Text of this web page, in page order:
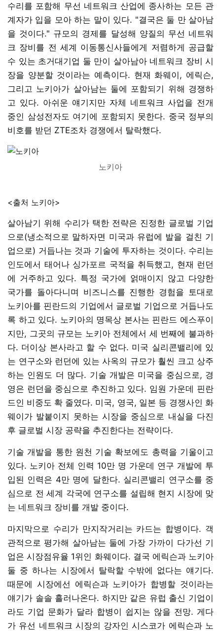
수리를 포함해 무선 네트워크 산업에 종사하는 모든 관
계자가 입을 모아 하는 말이 있다. "결국은 둘 만 살아남
을 것이다." 규모의 경제를 달성해 양질의 무선 네트워
크 장비를 전 세계 이동통신사들에게 저렴하게 공급할
수 있는 초거대기업 둘 만이 살아남아 네트워크 장비 시
장을 양분할 것이라는 예측이다. 현재 화웨이, 에릭슨,
그리고 노키아가 살아남는 둘에 포함되기 위해 경쟁하
고 있다. 아쉬운 얘기지만 자체 네트워크 사업을 전개
중인 삼성전자도 여기에 포함되지 못한다. 중국 정부의
비호를 받던 ZTE조차 경쟁에서 탈락했다.
노키아
<출처 노키아>
살아남기 위해 수리가 택한 전략은 진정한 글로벌 기업
으로(냉소적으로 말하자면 미국과 유럽에 발을 걸친 기
업으로) 거듭나는 것과 기술에 투자하는 것이다. 수리는
인도에서 태어나 싱가포르 국적을 취득했고, 현재 런던
에 거주하고 있다. 특정 국가에 얽매이지 않고 다양한
국가를 돌아다니며 비즈니스를 진행한 경험을 토대로
노키아를 핀란드의 기업에서 글로벌 기업으로 거듭나도
록 하고 있다. 노키아의 명목상 본사는 핀란드 에스푸이
지만, 그곳의 규모는 노키아 전체에서 세 번째에 불과하
다. 더이상 본사라고 할 수 없다. 미국 실리콘밸리에 있
는 연구소와 런던에 있는 사옥의 규모가 훨씬 크고 상주
하는 인원도 더 많다. 기술 개발은 미국을 중심으로, 경
영은 런던을 중심으로 추진하고 있다. 임원 가운데 핀란
드인 비중도 확 줄였다. 미국, 영국, 일본 등 경쟁사인 화
웨이가 발붙이지 못하는 시장을 중심으로 내실을 다진
후 글로벌 시장 공략을 추진한다는 전략이다.
기술 개발을 통한 원천 기술 확보에도 총력을 기울이고
있다. 노키아 전체 인력 10만 명 가운데 연구 개발에 투
입된 인력은 4만 명에 달한다. 실리콘밸리 연구소를 중
심으로 전 세계 각국에 연구소를 설립해 현지 시장에 맞
는 네트워크 장비를 개발 중이다.
마지막으로 수리가 만지작거리는 카드는 합병이다. 객
관적으로 평가해 살아남는 둘에 가장 가까이 다가선 기
업은 시장점유율 1위인 화웨이다. 결국 에릭슨과 노키아
둘 중 하나는 시장에서 탈락할 수밖에 없다는 얘기다.
때문에 시장에선 에릭슨과 노키아가 합병할 것이라는
얘기가 솔솔 흘러나온다. 하지만 같은 유럽 출신 기업이
라도 기업 문화가 달라 합병이 쉽지는 않을 전망. 게다
가 유선 네트워크 시장의 강자인 시스코가 에릭슨과 노